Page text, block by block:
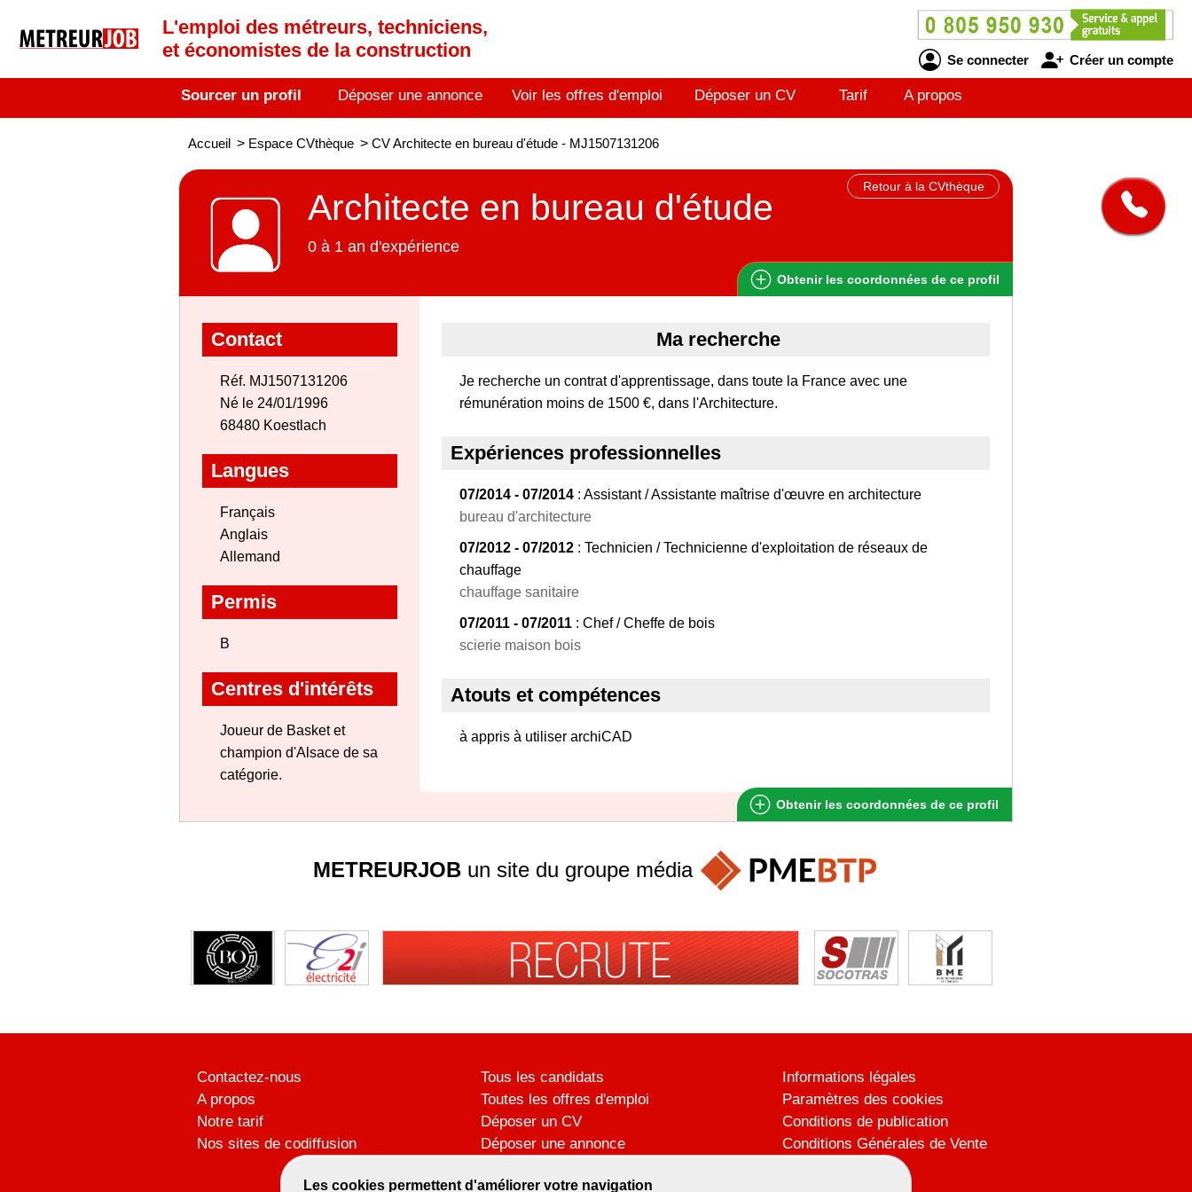
L'emploi des métreurs, techniciens,
et économistes de la construction
Se connecter Créer un compte
Sourcer un profil Déposer une annonce Voir les offres d'emploi Déposer un CV Tarif A propos
Accueil > Espace CVthèque > CV Architecte en bureau d'étude - MJ1507131206
Retour à la CVthèque
Architecte en bureau d'étude
0 à 1 an d'expérience
Obtenir les coordonnées de ce profil
Contact
Réf. MJ1507131206
Né le 24/01/1996
68480 Koestlach
Langues
Français
Anglais
Allemand
Permis
B
Centres d'intérêts
Joueur de Basket et
champion d'Alsace de sa
catégorie.
Ma recherche
Je recherche un contrat d'apprentissage, dans toute la France avec une
rémunération moins de 1500 €, dans l'Architecture.
Expériences professionnelles
07/2014 - 07/2014 : Assistant / Assistante maîtrise d'œuvre en architecture
bureau d'architecture
07/2012 - 07/2012 : Technicien / Technicienne d'exploitation de réseaux de
chauffage
chauffage sanitaire
07/2011 - 07/2011 : Chef / Cheffe de bois
scierie maison bois
Atouts et compétences
à appris à utiliser archiCAD
Obtenir les coordonnées de ce profil
Les cookies permettent d'améliorer votre navigation
METREURJOB un site du groupe média
Contactez-nous
A propos
Notre tarif
Nos sites de codiffusion
Tous les candidats
Toutes les offres d'emploi
Déposer un CV
Déposer une annonce
Informations légales
Paramètres des cookies
Conditions de publication
Conditions Générales de Vente